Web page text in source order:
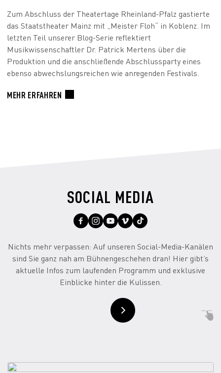
Zum Abschluss der Theatertage Rheinland-Pfalz gastierte
das Staatstheater Mainz mit „Meister Floh“ in Koblenz. Im
letzten Teil unserer Blog-Serie reflektiert
Musikwissenschaftler Dr. Patrick Mertens über die
Produktion und die anschließende Abschlussparty eines
ebenso abwechslungsreichen wie anregenden Festivals.
MEHR ERFAHREN
SOCIAL MEDIA
Nichts mehr verpassen: Auf unseren Social-Media-Kanälen
sind Sie ganz nah am Bühnengeschehen dran! Hier gibt’s
aktuelle Infos zum laufenden Programm und exklusive
Einblicke hinter die Kulissen.